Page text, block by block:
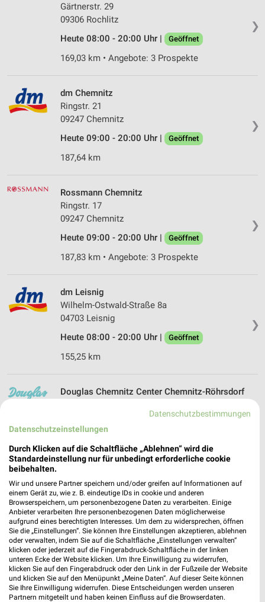
❯
Gärtnerstr. 29
09306 Rochlitz
Heute 08:00 - 20:00 Uhr |
Geöffnet
169,03 km • Angebote: 3 Prospekte
❯
dm Chemnitz
Ringstr. 21
09247 Chemnitz
Heute 09:00 - 20:00 Uhr |
Geöffnet
187,64 km
❯
Rossmann Chemnitz
Ringstr. 17
09247 Chemnitz
Heute 09:00 - 20:00 Uhr |
Geöffnet
187,83 km • Angebote: 3 Prospekte
❯
dm Leisnig
Wilhelm-Ostwald-Straße 8a
04703 Leisnig
Heute 08:00 - 20:00 Uhr |
Geöffnet
155,25 km
Douglas Chemnitz Center Chemnitz-Röhrsdorf
09247 Chemnitz-Röhrsdorf
Heute 10:00 - 20:00 Uhr |
187,91 km
dm Freiberg
Friedeburger Straße 9
09599 Freiberg
Heute 08:00 - 20:00 Uhr |
Geöffnet
178,25 km
Rossmann Burgstädt
Datenschutzbestimmungen
Datenschutzeinstellungen
Durch Klicken auf die Schaltfläche „Ablehnen“ wird die
Standardeinstellung nur für unbedingt erforderliche cookie
beibehalten.
Wir und unsere Partner speichern und/oder greifen auf Informationen auf
einem Gerät zu, wie z. B. eindeutige IDs in cookie und anderen
Browserspeichern, um personenbezogene Daten zu verarbeiten. Einige
Anbieter verarbeiten Ihre personenbezogenen Daten möglicherweise
aufgrund eines berechtigten Interesses. Um dem zu widersprechen, öffnen
Sie die „Einstellungen“. Sie können Ihre Einstellungen akzeptieren, ablehnen
oder verwalten, indem Sie auf die Schaltfläche „Einstellungen verwalten“
klicken oder jederzeit auf die Fingerabdruck-Schaltfläche in der linken
unteren Ecke der Website klicken. Um Ihre Einwilligung zu widerrufen,
klicken Sie auf den Fingerabdruck oder den Link in der Fußzeile der Website
und klicken Sie auf den Menüpunkt „Meine Daten“. Auf dieser Seite können
Sie Ihre Einwilligung widerrufen. Diese Entscheidungen werden unseren
Partnern mitgeteilt und haben keinen Einfluss auf die Browserdaten.